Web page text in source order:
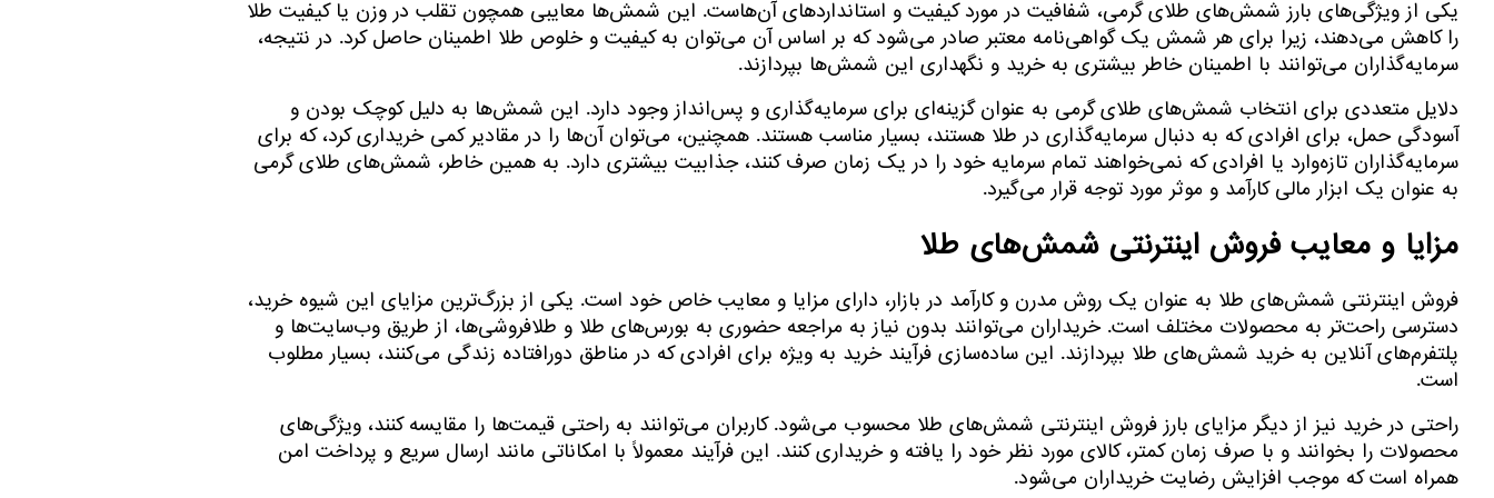
یکی از ویژگی‌های بارز شمش‌های طلای گرمی، شفافیت در مورد کیفیت و استانداردهای آن‌هاست. این شمش‌ها معایبی همچون تقلب در وزن یا کیفیت طلا
را کاهش می‌دهند، زیرا برای هر شمش یک گواهی‌نامه معتبر صادر می‌شود که بر اساس آن می‌توان به کیفیت و خلوص طلا اطمینان حاصل کرد. در نتیجه،
سرمایه‌گذاران می‌توانند با اطمینان خاطر بیشتری به خرید و نگهداری این شمش‌ها بپردازند.
دلایل متعددی برای انتخاب شمش‌های طلای گرمی به عنوان گزینه‌ای برای سرمایه‌گذاری و پس‌انداز وجود دارد. این شمش‌ها به دلیل کوچک بودن و
آسودگی حمل، برای افرادی که به دنبال سرمایه‌گذاری در طلا هستند، بسیار مناسب هستند. همچنین، می‌توان آن‌ها را در مقادیر کمی خریداری کرد، که برای
سرمایه‌گذاران تازه‌وارد یا افرادی که نمی‌خواهند تمام سرمایه خود را در یک زمان صرف کنند، جذابیت بیشتری دارد. به همین خاطر، شمش‌های طلای گرمی
به عنوان یک ابزار مالی کارآمد و موثر مورد توجه قرار می‌گیرد.
مزایا و معایب فروش اینترنتی شمش‌های طلا
فروش اینترنتی شمش‌های طلا به عنوان یک روش مدرن و کارآمد در بازار، دارای مزایا و معایب خاص خود است. یکی از بزرگ‌ترین مزایای این شیوه خرید،
دسترسی راحت‌تر به محصولات مختلف است. خریداران می‌توانند بدون نیاز به مراجعه حضوری به بورس‌های طلا و طلافروشی‌ها، از طریق وب‌سایت‌ها و
پلتفرم‌های آنلاین به خرید شمش‌های طلا بپردازند. این ساده‌سازی فرآیند خرید به ویژه برای افرادی که در مناطق دورافتاده زندگی می‌کنند، بسیار مطلوب
است.
راحتی در خرید نیز از دیگر مزایای بارز فروش اینترنتی شمش‌های طلا محسوب می‌شود. کاربران می‌توانند به راحتی قیمت‌ها را مقایسه کنند، ویژگی‌های
محصولات را بخوانند و با صرف زمان کمتر، کالای مورد نظر خود را یافته و خریداری کنند. این فرآیند معمولاً با امکاناتی مانند ارسال سریع و پرداخت امن
همراه است که موجب افزایش رضایت خریداران می‌شود.